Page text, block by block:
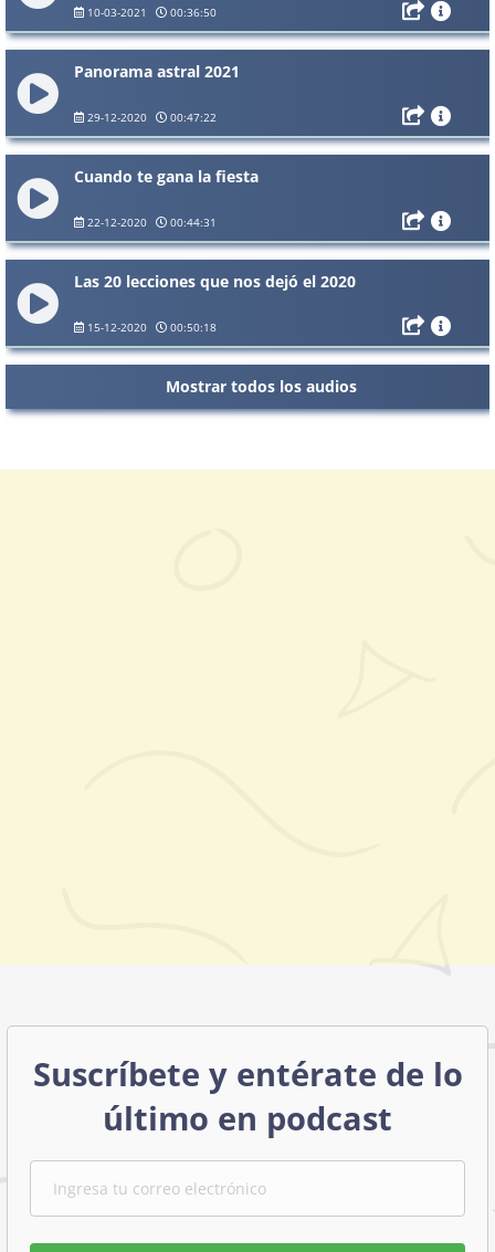
10-03-2021 00:36:50
Panorama astral 2021
29-12-2020 00:47:22
Cuando te gana la fiesta
22-12-2020 00:44:31
Las 20 lecciones que nos dejó el 2020
15-12-2020 00:50:18
Mostrar todos los audios
Suscríbete y entérate de lo
último en podcast